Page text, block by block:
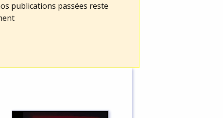
publications passées reste